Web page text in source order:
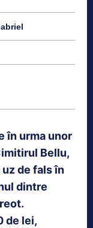
în urma unor
Bellu,
de fals în
dintre
de lei,